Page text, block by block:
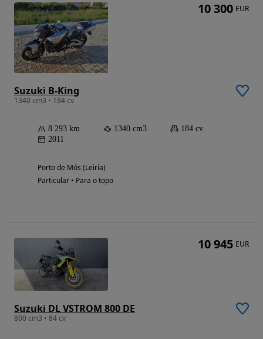
Suzuki B-King
1340 cm3 • 184 cv
8 293 km 1340 cm3
184 cv
2011
Porto de Mós (Leiria)
Particular • Para o topo
10 300 EUR
Suzuki DL VSTROM 800 DE
800 cm3 • 84 cv
10 945 EUR